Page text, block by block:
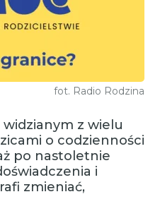
fot. Radio Rodzina
z wielu
o codzienności
po nastoletnie
i
zmieniać,